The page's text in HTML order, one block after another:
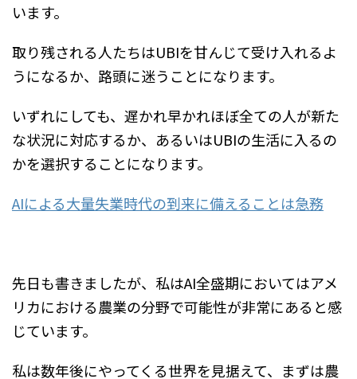
います。
取り残される人たちはUBIを甘んじて受け入れるよ
うになるか、路頭に迷うことになります。
いずれにしても、遅かれ早かれほぼ全ての人が新た
な状況に対応するか、あるいはUBIの生活に入るの
かを選択することになります。
AIによる大量失業時代の到来に備えることは急務
先日も書きましたが、私はAI全盛期においてはアメ
リカにおける農業の分野で可能性が非常にあると感
じています。
私は数年後にやってくる世界を見据えて、まずは農